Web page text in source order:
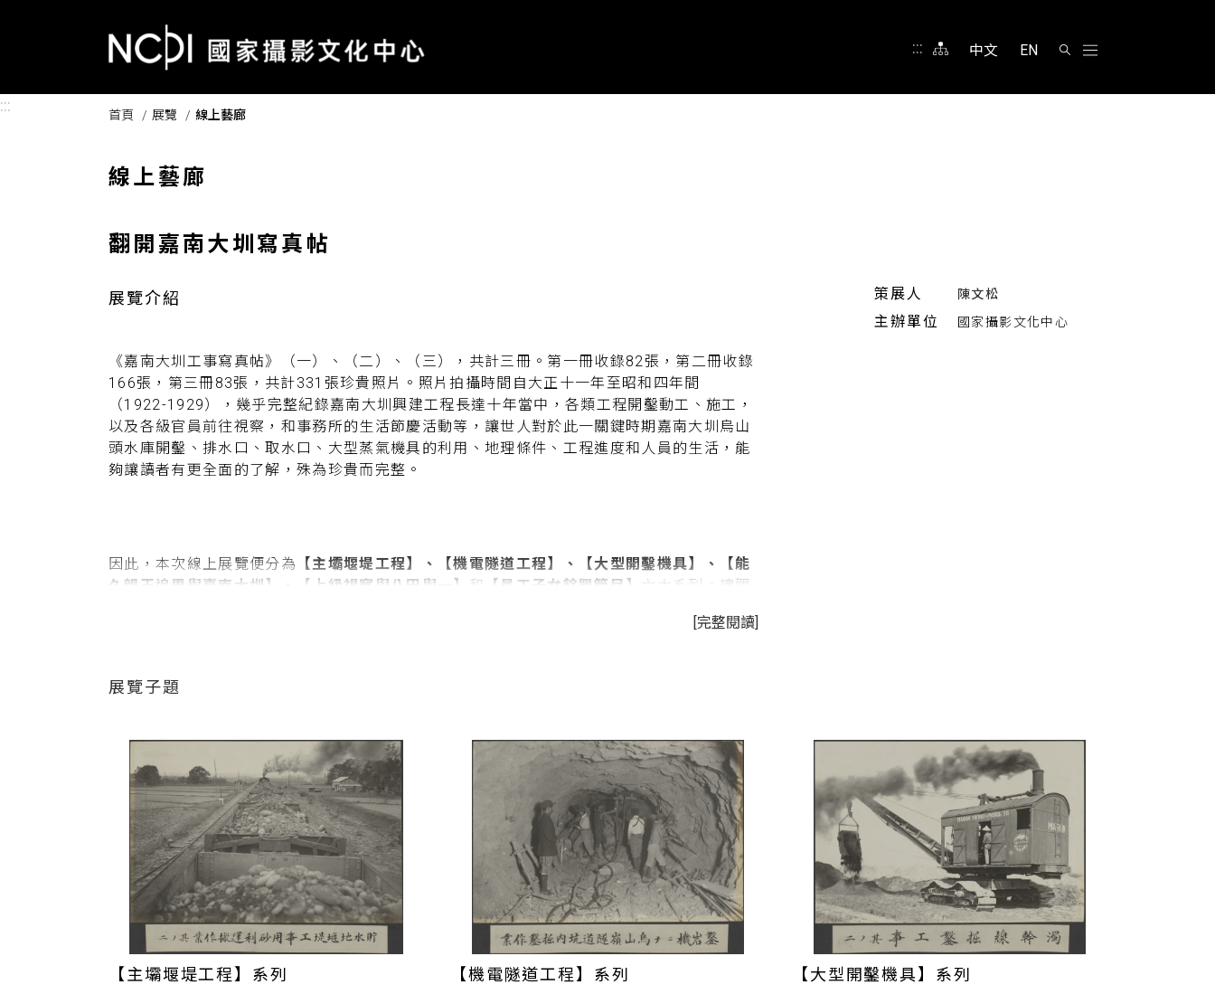
::: 中文 EN
::: 首頁 展覽 線上藝廊
線上藝廊
翻開嘉南大圳寫真帖
展覽介紹
《嘉南大圳工事寫真帖》（一）、（二）、（三），共計三冊。第一冊收錄82張，第二冊收錄
166張，第三冊83張，共計331張珍貴照片。照片拍攝時間自大正十一年至昭和四年間
（1922-1929），幾乎完整紀錄嘉南大圳興建工程長達十年當中，各類工程開鑿動工、施工，
以及各級官員前往視察，和事務所的生活節慶活動等，讓世人對於此一關鍵時期嘉南大圳烏山
頭水庫開鑿、排水口、取水口、大型蒸氣機具的利用、地理條件、工程進度和人員的生活，能
夠讓讀者有更全面的了解，殊為珍貴而完整。
因此，本次線上展覽便分為
【主壩堰堤工程】、【機電隧道工程】、【大型開鑿機具】、【能
久親王追思與嘉南大圳】、【上級視察與八田與一】
和 【員工子女餘興節目】
六大系列。讓觀
號稱全亞洲第一的超大型水利灌溉工程的真實風貌。更重要的是，如何透過這些真實再現的照
力，尤其被徵用僱傭從事基礎開鑿作業的臺灣人勞動者的大量投入，流血流汗，才有後來的這
藉由【主壩堰堤工程】、【機電隧道工程】、【大型開鑿機具】的三大系列，我們可以看到烏
山頭水庫施工初期，當時八田與一（1886-1942）認為工程輸運量體龐大，必須引進重型工程
機械設備以取代人力及獸力。雖然昂貴，但可以大幅提昇效能、縮短工期，早日投入生產獲益
反而划算，同時工程人員技術也可藉以提升。排除眾議後，便以約烏山嶺隧道（又稱烏山嶺引
水隧道）和堰堤總工程費四分之一經費採購各式工程機械，包括大型蒸氣挖土機、開山機、氣
壓傾倒車、巨型幫浦車、大型混凝土攪拌機等。其中，12輛德國製火車頭搬運建造堰堤的土
石，並連結上百部氣壓傾倒車，利用蒸氣傾倒土石，大大提昇工程效能與進度，也降低了人員
及牲畜的損傷，同時培養一批可嫻熟操作機械的技術員，為臺灣土木營造產業增添了大型機械
與人才，在後續1930年代擴建基隆港、高雄港與東西橫斷道路等其他大型公共建設扮演了重要
[完整閱讀]
策展人 陳文松
主辦單位 國家攝影文化中心
展覽子題
【主壩堰堤工程】系列 【機電隧道工程】系列 【大型開鑿機具】系列